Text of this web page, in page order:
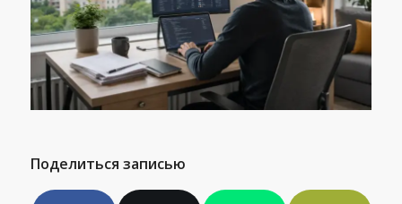
Поделиться записью